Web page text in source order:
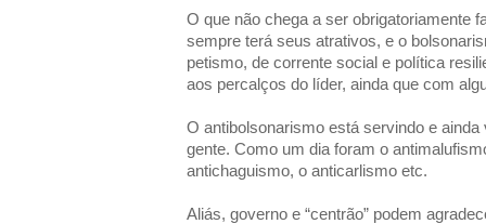
O que não chega a ser obrigatoriamente
sempre terá seus atrativos, e o
petismo, de corrente social e política
aos percalços do líder, ainda que com
O antibolsonarismo está servindo e
gente. Como um dia foram o
antichaguismo, o anticarlismo etc.
Aliás, governo e “centrão” podem